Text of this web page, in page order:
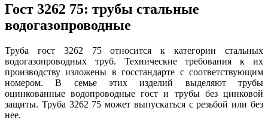
Гост 3262 75: трубы стальные
водогазопроводные
Труба гост 3262 75 относится к категории стальных
водогазопроводных труб. Технические требования к их
производству изложены в госстандарте с соответствующим
номером. В семье этих изделий выделяют трубы
оцинкованные водопроводные гост и трубы без цинковой
защиты. Труба 3262 75 может выпускаться с резьбой или без
нее.